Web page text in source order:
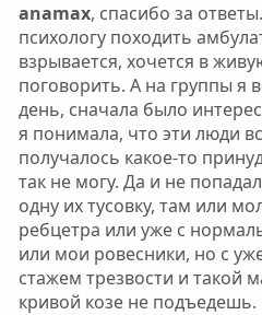
anamax, спасибо за
психологу походить
взрывается, хочется в
поговорить. А на группы я
день, сначала было
я понимала, что эти люди
получалось какое-то
так не могу. Да и не
одну их тусовку, там или
ребцетра или уже с
или мои ровесники, но с
стажем трезвости и такой
кривой козе не подъедешь.